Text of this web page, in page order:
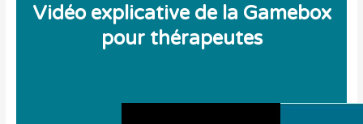
Vidéo explicative de la Gamebox
pour thérapeutes